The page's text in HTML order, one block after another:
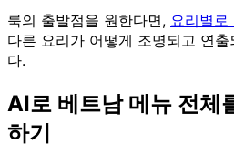
룩의 출발점을 원한다면, 요리별로
다른 요리가 어떻게 조명되고 연
다.
AI로 베트남 메뉴 전체
하기